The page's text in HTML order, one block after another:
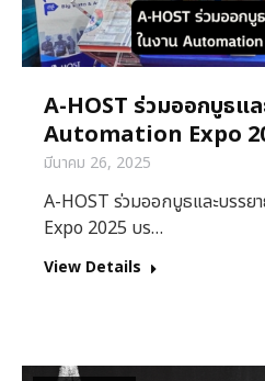
A-HOST ร่วมออกบูธแล
Automation Expo
มีนาคม 26, 2025
A-HOST ร่วมออกบูธและบรร
Expo 2025 บร…
View Details